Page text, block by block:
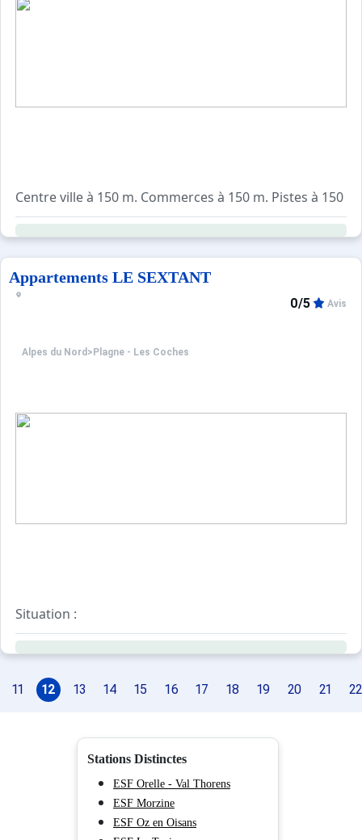
Centre ville à 150 m. Commerces à 150 m. Pistes à 150
Résidence récente située à l'entrée de la station, à
Equipements :
Résidence équipée d'ascenseurs, de casiers à skis et
Parking public gratuit.
Appartements LE SEXTANT
Alpes du Nord > Plagne - Les Coches
0/5 Avis
Situation :
Résidence située dans le quartier de l'observatoire, à
Equipements :
Parking public gratuit.
11 12 13 14 15 16 17 18 19 20 21 22
Stations Distinctes
ESF Orelle - Val Thorens
ESF Morzine
ESF Oz en Oisans